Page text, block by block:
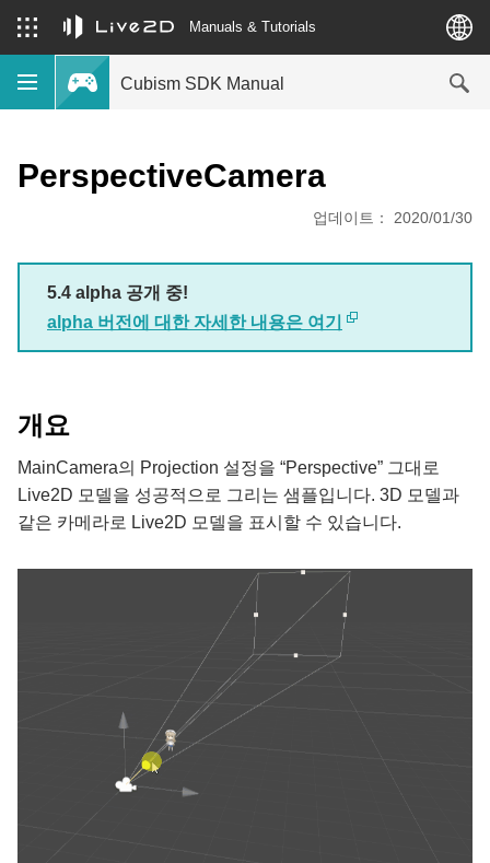
Manuals & Tutorials
Cubism SDK Manual
PerspectiveCamera
업데이트： 2020/01/30
5.4 alpha 공개 중!
alpha 버전에 대한 자세한 내용은 여기
개요
MainCamera의 Projection 설정을 “Perspective” 그대로
Live2D 모델을 성공적으로 그리는 샘플입니다. 3D 모델과
같은 카메라로 Live2D 모델을 표시할 수 있습니다.